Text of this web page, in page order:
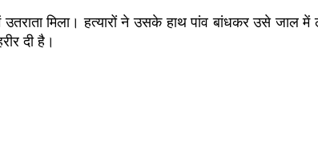
मिला। हत्यारों ने उसके हाथ पांव बांधकर उसे जाल
दी है।